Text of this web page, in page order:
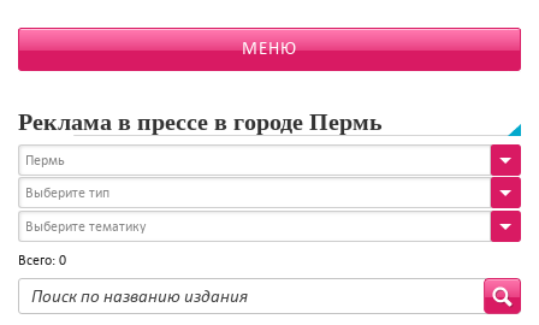
МЕНЮ
Реклама в прессе в городе Пермь
Пермь
Выберите тип
Выберите тематику
Всего: 0